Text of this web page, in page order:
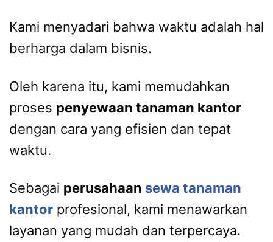
Kami menyadari bahwa waktu adalah hal
berharga dalam bisnis.
Oleh karena itu, kami memudahkan
proses penyewaan tanaman kantor
dengan cara yang efisien dan tepat
waktu.
Sebagai perusahaan sewa tanaman
kantor profesional, kami menawarkan
layanan yang mudah dan terpercaya.